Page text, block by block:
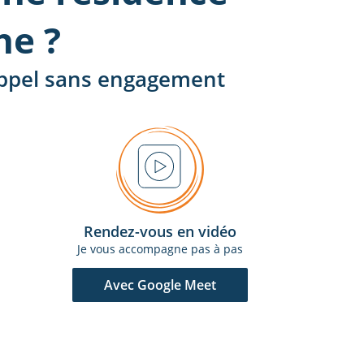
?
sans engagement
Rendez-vous en vidéo
Je vous accompagne pas à pas
Avec Google Meet